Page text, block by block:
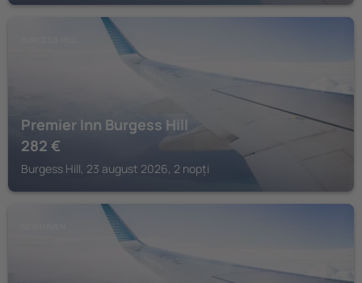
Premier Inn Burgess Hill
282 €
Burgess Hill, 23 august 2026, 2 nopți